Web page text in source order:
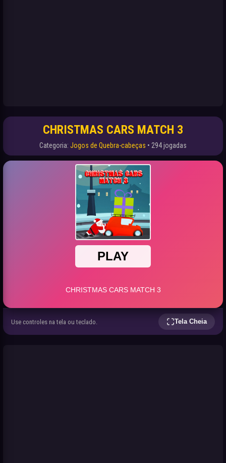
CHRISTMAS CARS MATCH 3
Categoria: Jogos de Quebra-cabeças • 294 jogadas
Use controles na tela ou teclado. Tela Cheia